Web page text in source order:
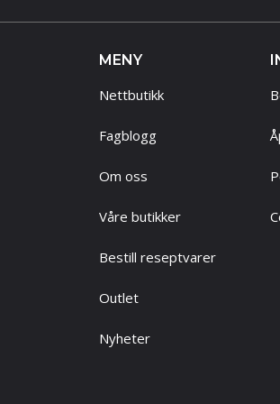
MENY
Nettbutikk
Fagblogg
Om oss
Våre butikker
Bestill reseptvarer
Outlet
Nyheter